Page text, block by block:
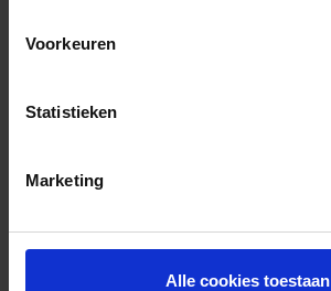
Voorkeuren
Statistieken
Marketing
Alle cookies toestaan